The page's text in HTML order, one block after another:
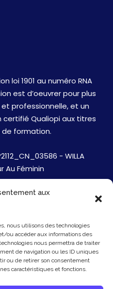
aux
nous utilisons des technologies
ou accéder aux informations des
nous permettra de traiter
de navigation ou les ID uniques
ou de retirer son consentement
caractéristiques et fonctions.
loi 1901 au numéro RNA
est d’oeuvrer pour plus
professionnelle, et un
Qualiopi aux titres
formation.
- WILLA
Au Féminin
Jobs
Mentions Légales
Politique de cookies
Presse